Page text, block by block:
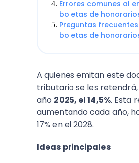
Errores comunes al
boletas de
Preguntas
boletas de
A quienes emitan este
tributario se les
año 2025, el 14,5%. Esta
aumentando cada año,
17% en el 2028.
Ideas principales